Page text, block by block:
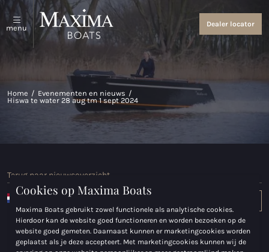
menu
Sloepen en tenders
Bekijk alles
Coastal Tenders
Maxima 640
Maxima 680 sport lounge
Maxima 800 sport
Maxima 740
Maxima 840
Over ons
Over ons
Evenementen en nieuws
Dealer locator
Home / Evenementen en nieuws /
Hiswa te water 28 aug tm 1 sept 2024
Terug naar nieuwsoverzicht
Nederlands
Garantievoorwaarden Cookieverklaring Sitemap
© Maxima Boats 2026
Cookies op Maxima Boats
Maxima Boats gebruikt zowel functionele als analytische cookies.
Hierdoor kan de website goed functioneren en worden bezoeken op de
website goed gemeten. Daarnaast kunnen er marketingcookies worden
geplaatst als je deze accepteert. Met marketingcookies kunnen wij de